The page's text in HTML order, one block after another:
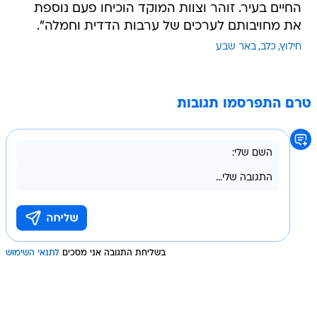
החיים בעיר. זוהר וצוות המוקד הוכיחו פעם נוספת
את מחויבותם לערכים של ערבות הדדית וחמלה".
חילוץ כלב באר שבע
טרם התפרסמו תגובות
בשליחת התגובה אני מסכים לתנאי השימוש